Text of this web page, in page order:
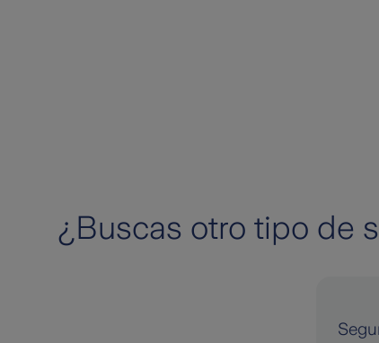
¿Buscas otro tipo de